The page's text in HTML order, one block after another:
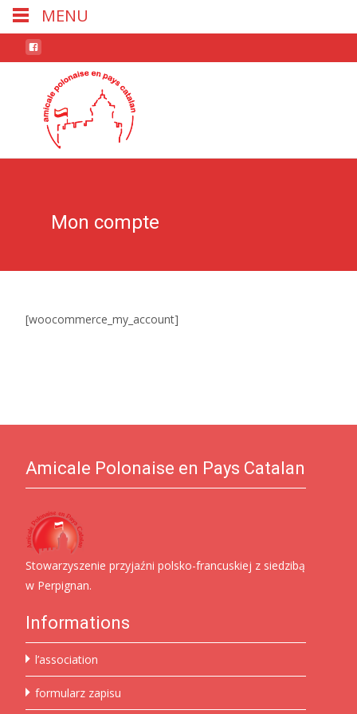
Mon compte
[woocommerce_my_account]
Amicale Polonaise en Pays Catalan
Stowarzyszenie przyjaźni polsko-francuskiej z siedzibą
w Perpignan.
Informations
l’association
formularz zapisu
MENU